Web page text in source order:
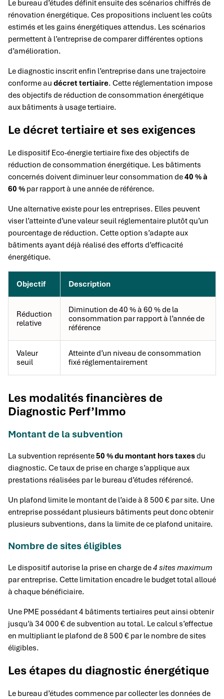
Le bureau d’études définit ensuite des scénarios chiffrés de
rénovation énergétique. Ces propositions incluent les coûts
estimés et les gains énergétiques attendus. Les scénarios
permettent à l’entreprise de comparer différentes options
d’amélioration.
Le diagnostic inscrit enfin l’entreprise dans une trajectoire
conforme au décret tertiaire. Cette réglementation impose
des objectifs de réduction de consommation énergétique
aux bâtiments à usage tertiaire.
Le décret tertiaire et ses exigences
Le dispositif Eco-énergie tertiaire fixe des objectifs de
réduction de consommation énergétique. Les bâtiments
concernés doivent diminuer leur consommation de40 % à
60 % par rapport à une année de référence.
Une alternative existe pour les entreprises. Elles peuvent
viser l’atteinte d’une valeur seuil réglementaire plutôt qu’un
pourcentage de réduction. Cette option s’adapte aux
bâtiments ayant déjà réalisé des efforts d’efficacité
énergétique.
Objectif Description
Réduction
relative
Diminution de 40 % à 60 % de la
consommation par rapport à l’année de
référence
Valeur
seuil
Atteinte d’un niveau de consommation
fixé réglementairement
Les modalités financières de
Diagnostic Perf’Immo
Montant de la subvention
La subvention représente50 % du montant hors taxesdu
diagnostic. Ce taux de prise en charge s’applique aux
prestations réalisées par le bureau d’études référencé.
Un plafond limite le montant de l’aide à 8 500 € par site. Une
entreprise possédant plusieurs bâtiments peut donc obtenir
plusieurs subventions, dans la limite de ce plafond unitaire.
Nombre de sites éligibles
Le dispositif autorise la prise en charge de4 sites maximum
par entreprise. Cette limitation encadre le budget total alloué
à chaque bénéficiaire.
Une PME possédant 4 bâtiments tertiaires peut ainsi obtenir
jusqu’à 34 000 € de subvention au total. Le calcul s’effectue
en multipliant le plafond de 8 500 € par le nombre de sites
éligibles.
Les étapes du diagnostic énergétique
Le bureau d’études commence par collecter les données de